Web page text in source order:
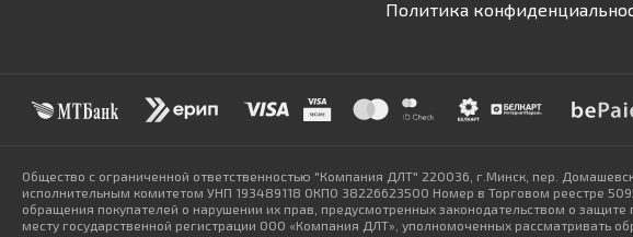
Политика
Общество с ограниченной ответственностью "Компания ДЛТ" 220036, г.Минск, пер.
исполнительным комитетом УНП 193489118 ОКПО 38226623500 Номер в Торговом реестре
обращения покупателей о нарушении их прав, предусмотренных законодательством о
месту государственной регистрации ООО «Компания ДЛТ», уполномоченных рассматривать